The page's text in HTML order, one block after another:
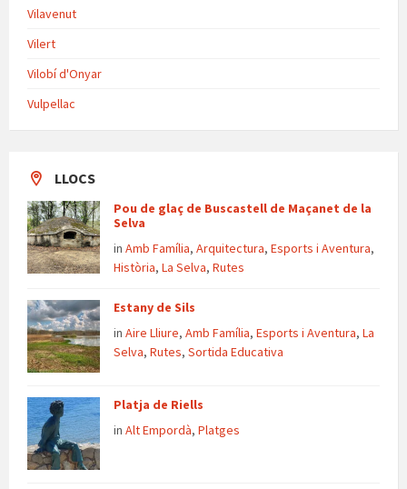
Vilavenut
Vilert
Vilobí d'Onyar
Vulpellac
LLOCS
Pou de glaç de Buscastell de Maçanet de la
Selva
in Amb Família, Arquitectura, Esports i Aventura,
Història, La Selva, Rutes
Estany de Sils
in Aire Lliure, Amb Família, Esports i Aventura, La
Selva, Rutes, Sortida Educativa
Platja de Riells
in Alt Empordà, Platges